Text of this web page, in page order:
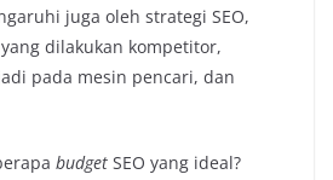
juga oleh strategi SEO,
dilakukan kompetitor,
pada mesin pencari, dan
budget SEO yang ideal?